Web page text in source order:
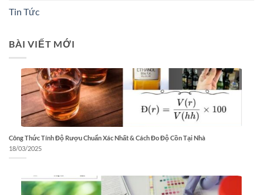
Tin Tức
BÀI VIẾT MỚI
Công Thức Tính Độ Rượu Chuẩn Xác Nhất & Cách Đo Độ Cồn Tại Nhà
18/03/2025